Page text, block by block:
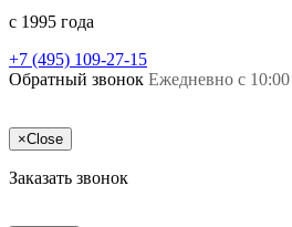
c 1995 года
+7 (495) 109-27-15
Обратный звонок Ежедневно с
×Close
Заказать звонок